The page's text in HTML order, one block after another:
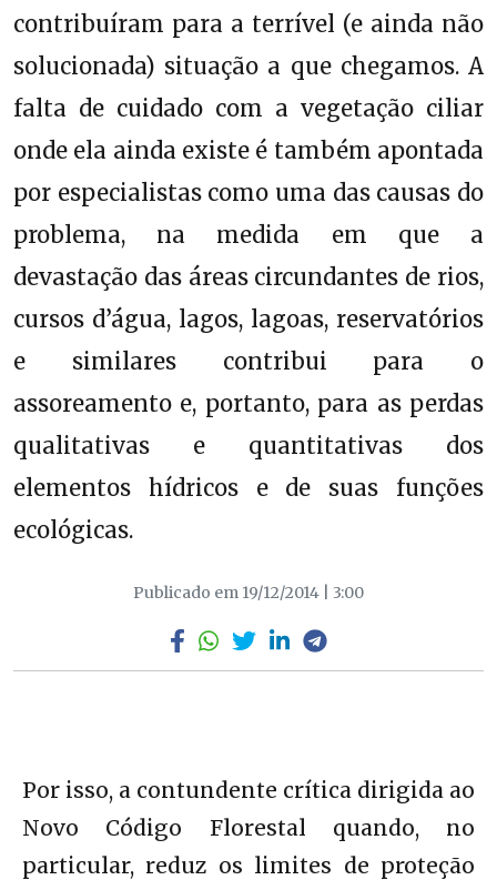
contribuíram para a terrível (e ainda não
solucionada) situação a que chegamos. A
falta de cuidado com a vegetação ciliar
onde ela ainda existe é também apontada
por especialistas como uma das causas do
problema, na medida em que a
devastação das áreas circundantes de rios,
cursos d’água, lagos, lagoas, reservatórios
e similares contribui para o
assoreamento e, portanto, para as perdas
qualitativas e quantitativas dos
elementos hídricos e de suas funções
ecológicas.
Publicado em 19/12/2014 | 3:00
Por isso, a contundente crítica dirigida ao
Novo Código Florestal quando, no
particular, reduz os limites de proteção